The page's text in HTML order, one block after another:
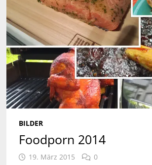
BILDER
Foodporn 2014
19. März 2015 0